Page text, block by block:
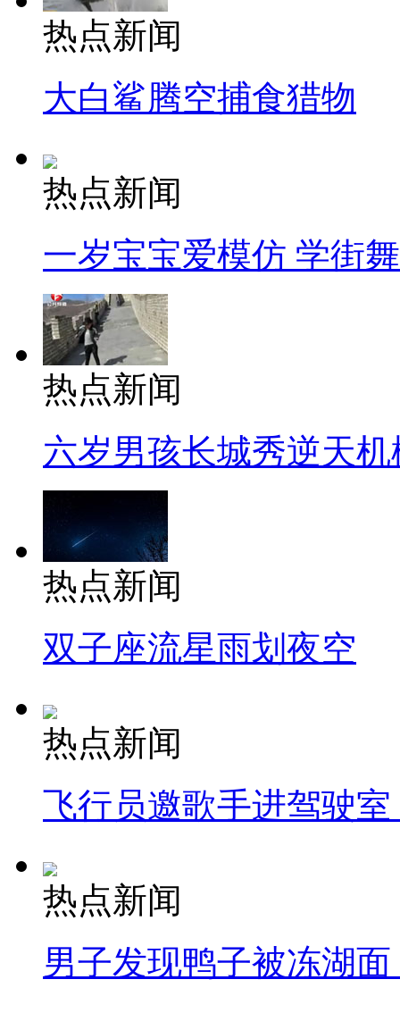
热点新闻
大白鲨腾空捕食猎物
热点新闻
一岁宝宝爱模仿 学街
热点新闻
六岁男孩长城秀逆天机
热点新闻
双子座流星雨划夜空
热点新闻
飞行员邀歌手进驾驶
热点新闻
男子发现鸭子被冻湖